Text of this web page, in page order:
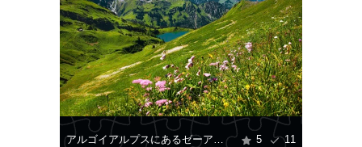
アルゴイアルプスにあるゼーアルプゼー湖の眺め 5 11